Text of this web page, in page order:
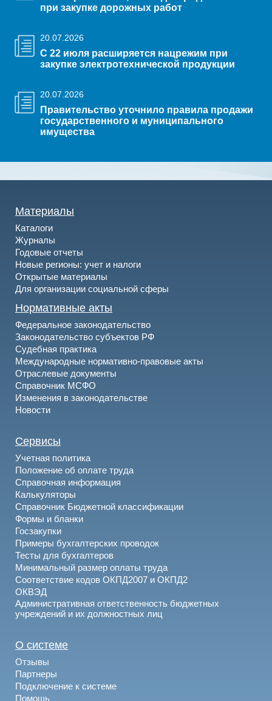
при закупке дорожных работ
20.07.2026
С 22 июля расширяется нацрежим при
закупке электротехнической продукции
20.07.2026
Правительство уточнило правила продажи
государственного и муниципального
имущества
Материалы
Каталоги
Журналы
Годовые отчеты
Новые регионы: учет и налоги
Открытые материалы
Для организации социальной сферы
Нормативные акты
Федеральное законодательство
Законодательство субъектов РФ
Судебная практика
Международные нормативно-правовые акты
Отраслевые документы
Справочник МСФО
Изменения в законодательстве
Новости
Сервисы
Учетная политика
Положение об оплате труда
Справочная информация
Калькуляторы
Справочник Бюджетной классификации
Формы и бланки
Госзакупки
Примеры бухгалтерских проводок
Тесты для бухгалтеров
Минимальный размер оплаты труда
Соответствие кодов ОКПД2007 и ОКПД2
ОКВЭД
Административная ответственность бюджетных
учреждений и их должностных лиц
О системе
Отзывы
Партнеры
Подключение к системе
Помощь